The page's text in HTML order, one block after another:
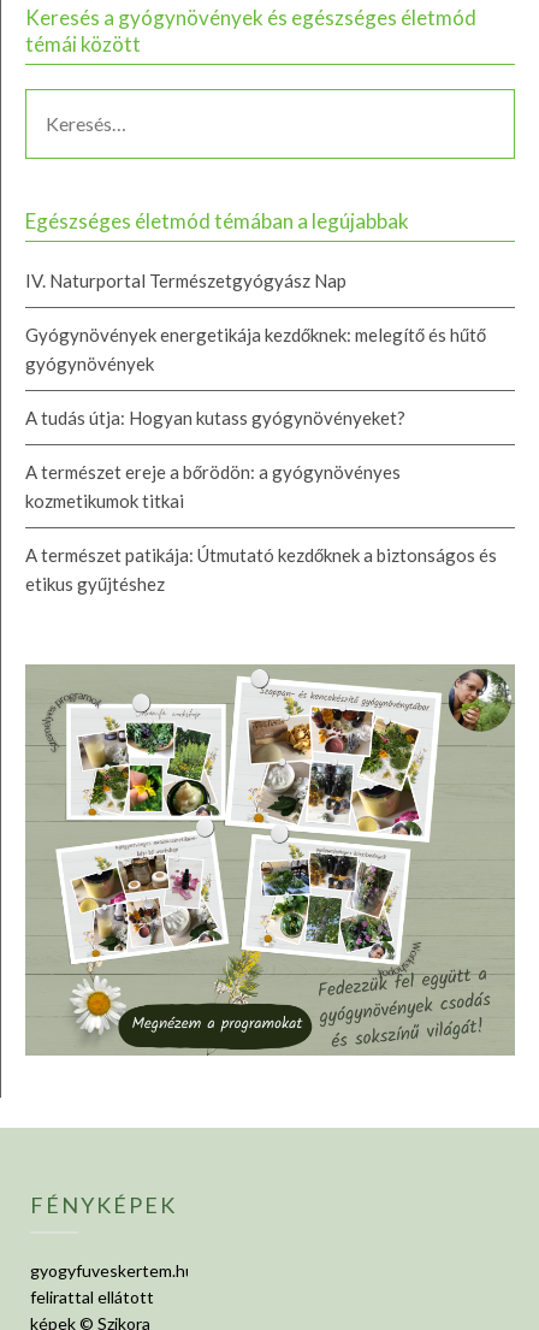
Keresés a gyógynövények és egészséges életmód
témái között
Egészséges életmód témában a legújabbak
IV. Naturportal Természetgyógyász Nap
Gyógynövények energetikája kezdőknek: melegítő és hűtő
gyógynövények
A tudás útja: Hogyan kutass gyógynövényeket?
A természet ereje a bőrödön: a gyógynövényes
kozmetikumok titkai
A természet patikája: Útmutató kezdőknek a biztonságos és
etikus gyűjtéshez
FÉNYKÉPEK
gyogyfuveskertem.hu
felirattal ellátott
képek © Szikora